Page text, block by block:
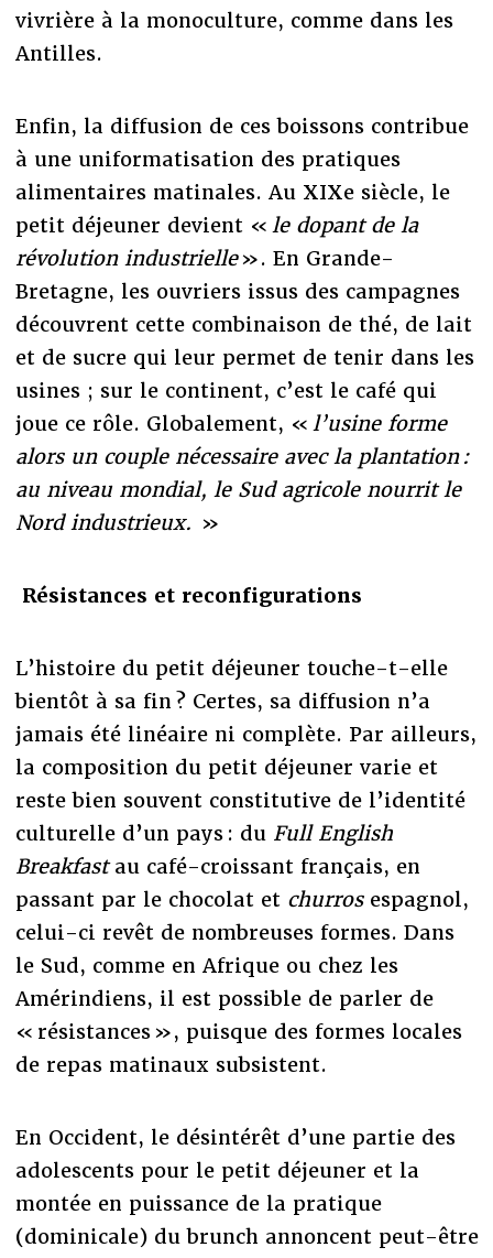
vivrière à la monoculture, comme dans les
Antilles.
Enfin, la diffusion de ces boissons contribue
à une uniformatisation des pratiques
alimentaires matinales. Au XIXe siècle, le
petit déjeuner devient « le dopant de la
révolution industrielle». En Grande-
Bretagne, les ouvriers issus des campagnes
découvrent cette combinaison de thé, de lait
et de sucre qui leur permet de tenir dans les
usines ; sur le continent, c’est le café qui
joue ce rôle. Globalement, « l’usine forme
alors un couple nécessaire avec la plantation :
au niveau mondial, le Sud agricole nourrit le
Nord industrieux. »
Résistances et reconfigurations
L’histoire du petit déjeuner touche-t-elle
bientôt à sa fin ? Certes, sa diffusion n’a
jamais été linéaire ni complète. Par ailleurs,
la composition du petit déjeuner varie et
reste bien souvent constitutive de l’identité
culturelle d’un pays : du Full English
Breakfastau café-croissant français, en
passant par le chocolat et churrosespagnol,
celui-ci revêt de nombreuses formes. Dans
le Sud, comme en Afrique ou chez les
Amérindiens, il est possible de parler de
« résistances », puisque des formes locales
de repas matinaux subsistent.
En Occident, le désintérêt d’une partie des
adolescents pour le petit déjeuner et la
montée en puissance de la pratique
(dominicale) du brunch annoncent peut-être